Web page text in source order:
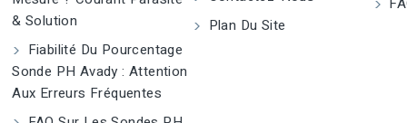
& Solution
Fiabilité Du Pourcentage
Sonde PH Avady : Attention
Aux Erreurs Fréquentes
Plan Du Site